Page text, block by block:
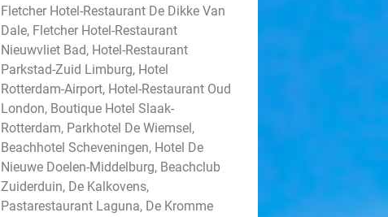
Fletcher Hotel-Restaurant De Dikke Van
Dale, Fletcher Hotel-Restaurant
Nieuwvliet Bad, Hotel-Restaurant
Parkstad-Zuid Limburg, Hotel
Rotterdam-Airport, Hotel-Restaurant Oud
London, Boutique Hotel Slaak-
Rotterdam, Parkhotel De Wiemsel,
Beachhotel Scheveningen, Hotel De
Nieuwe Doelen-Middelburg, Beachclub
Zuiderduin, De Kalkovens,
Pastarestaurant Laguna, De Kromme